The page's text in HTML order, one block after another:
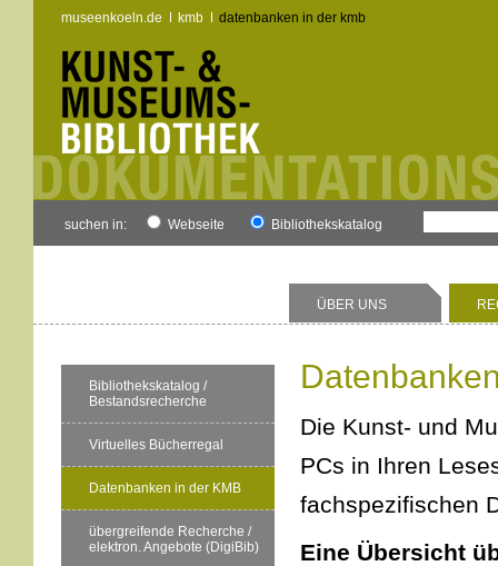
museenkoeln.de kmb datenbanken in der kmb
suchen in: Webseite Bibliothekskatalog
ÜBER UNS
Bibliothekskatalog /
Bestandsrecherche
Virtuelles Bücherregal
Datenbanken in der KMB
übergreifende Recherche /
elektron. Angebote (DigiBib)
Die Kunst- und
PCs in Ihren
fachspezifischen
Eine Übersicht